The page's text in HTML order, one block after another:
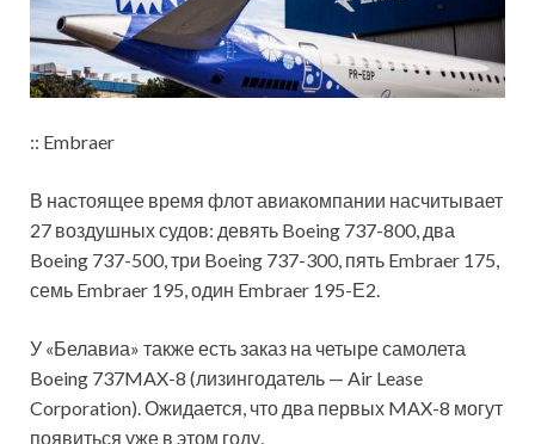
:: Embraer
В настоящее время флот авиакомпании насчитывает
27 воздушных судов: девять Boeing 737-800, два
Boeing 737-500, три Boeing 737-300, пять Embraer 175,
семь Embraer 195, один Embraer 195-Е2.
У «Белавиа» также есть заказ на четыре самолета
Boeing 737MAX-8 (лизингодатель — Air Lease
Corporation). Ожидается, что два первых MAX-8 могут
появиться уже в этом году.